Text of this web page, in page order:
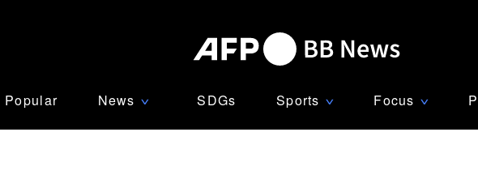
Popular News ∨ SDGs Sports ∨ Focus ∨